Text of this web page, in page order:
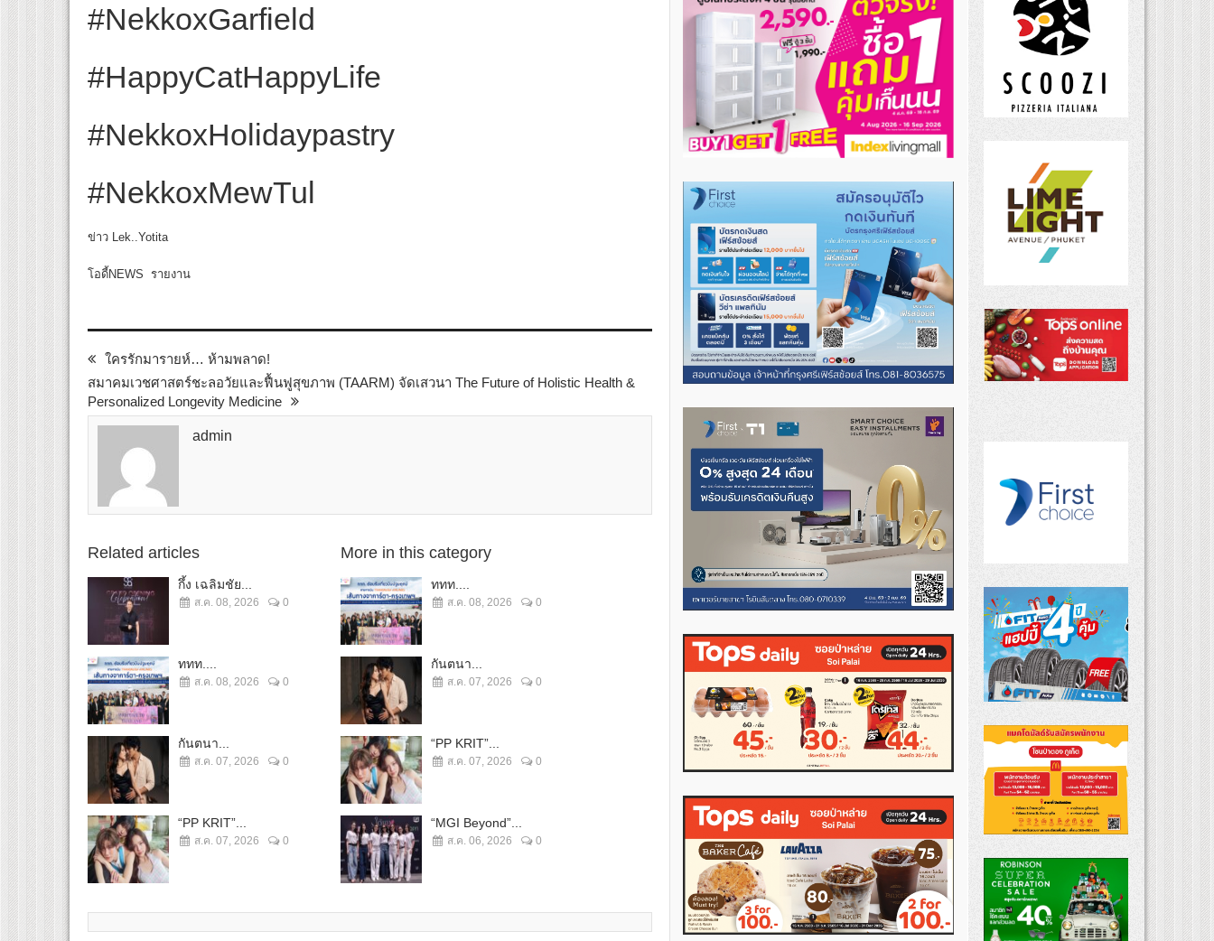
#NekkoxGarfield
#HappyCatHappyLife
#NekkoxHolidaypastry
#NekkoxMewTul
ข่าว Lek..Yotita
โอดี้NEWS รายงาน
ใครรักมารายห์… ห้ามพลาด!
สมาคมเวชศาสตร์ชะลอวัยและฟื้นฟูสุขภาพ (TAARM) จัดเสวนา The Future of Holistic Health &
Personalized Longevity Medicine
admin
Related articles
กึ้ง เฉลิมชัย...
ส.ค. 08, 2026 0
ททท....
ส.ค. 08, 2026 0
กันตนา...
ส.ค. 07, 2026 0
“PP KRIT”...
ส.ค. 07, 2026 0
More in this category
ททท....
ส.ค. 08, 2026 0
กันตนา...
ส.ค. 07, 2026 0
“PP KRIT”...
ส.ค. 07, 2026 0
“MGI Beyond”...
ส.ค. 06, 2026 0